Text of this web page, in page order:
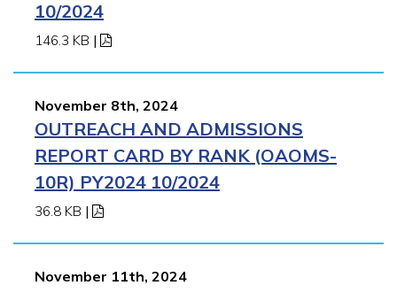
10/2024
146.3 KB |
November 8th, 2024
OUTREACH AND ADMISSIONS
REPORT CARD BY RANK (OAOMS-
10R) PY2024 10/2024
36.8 KB |
November 11th, 2024